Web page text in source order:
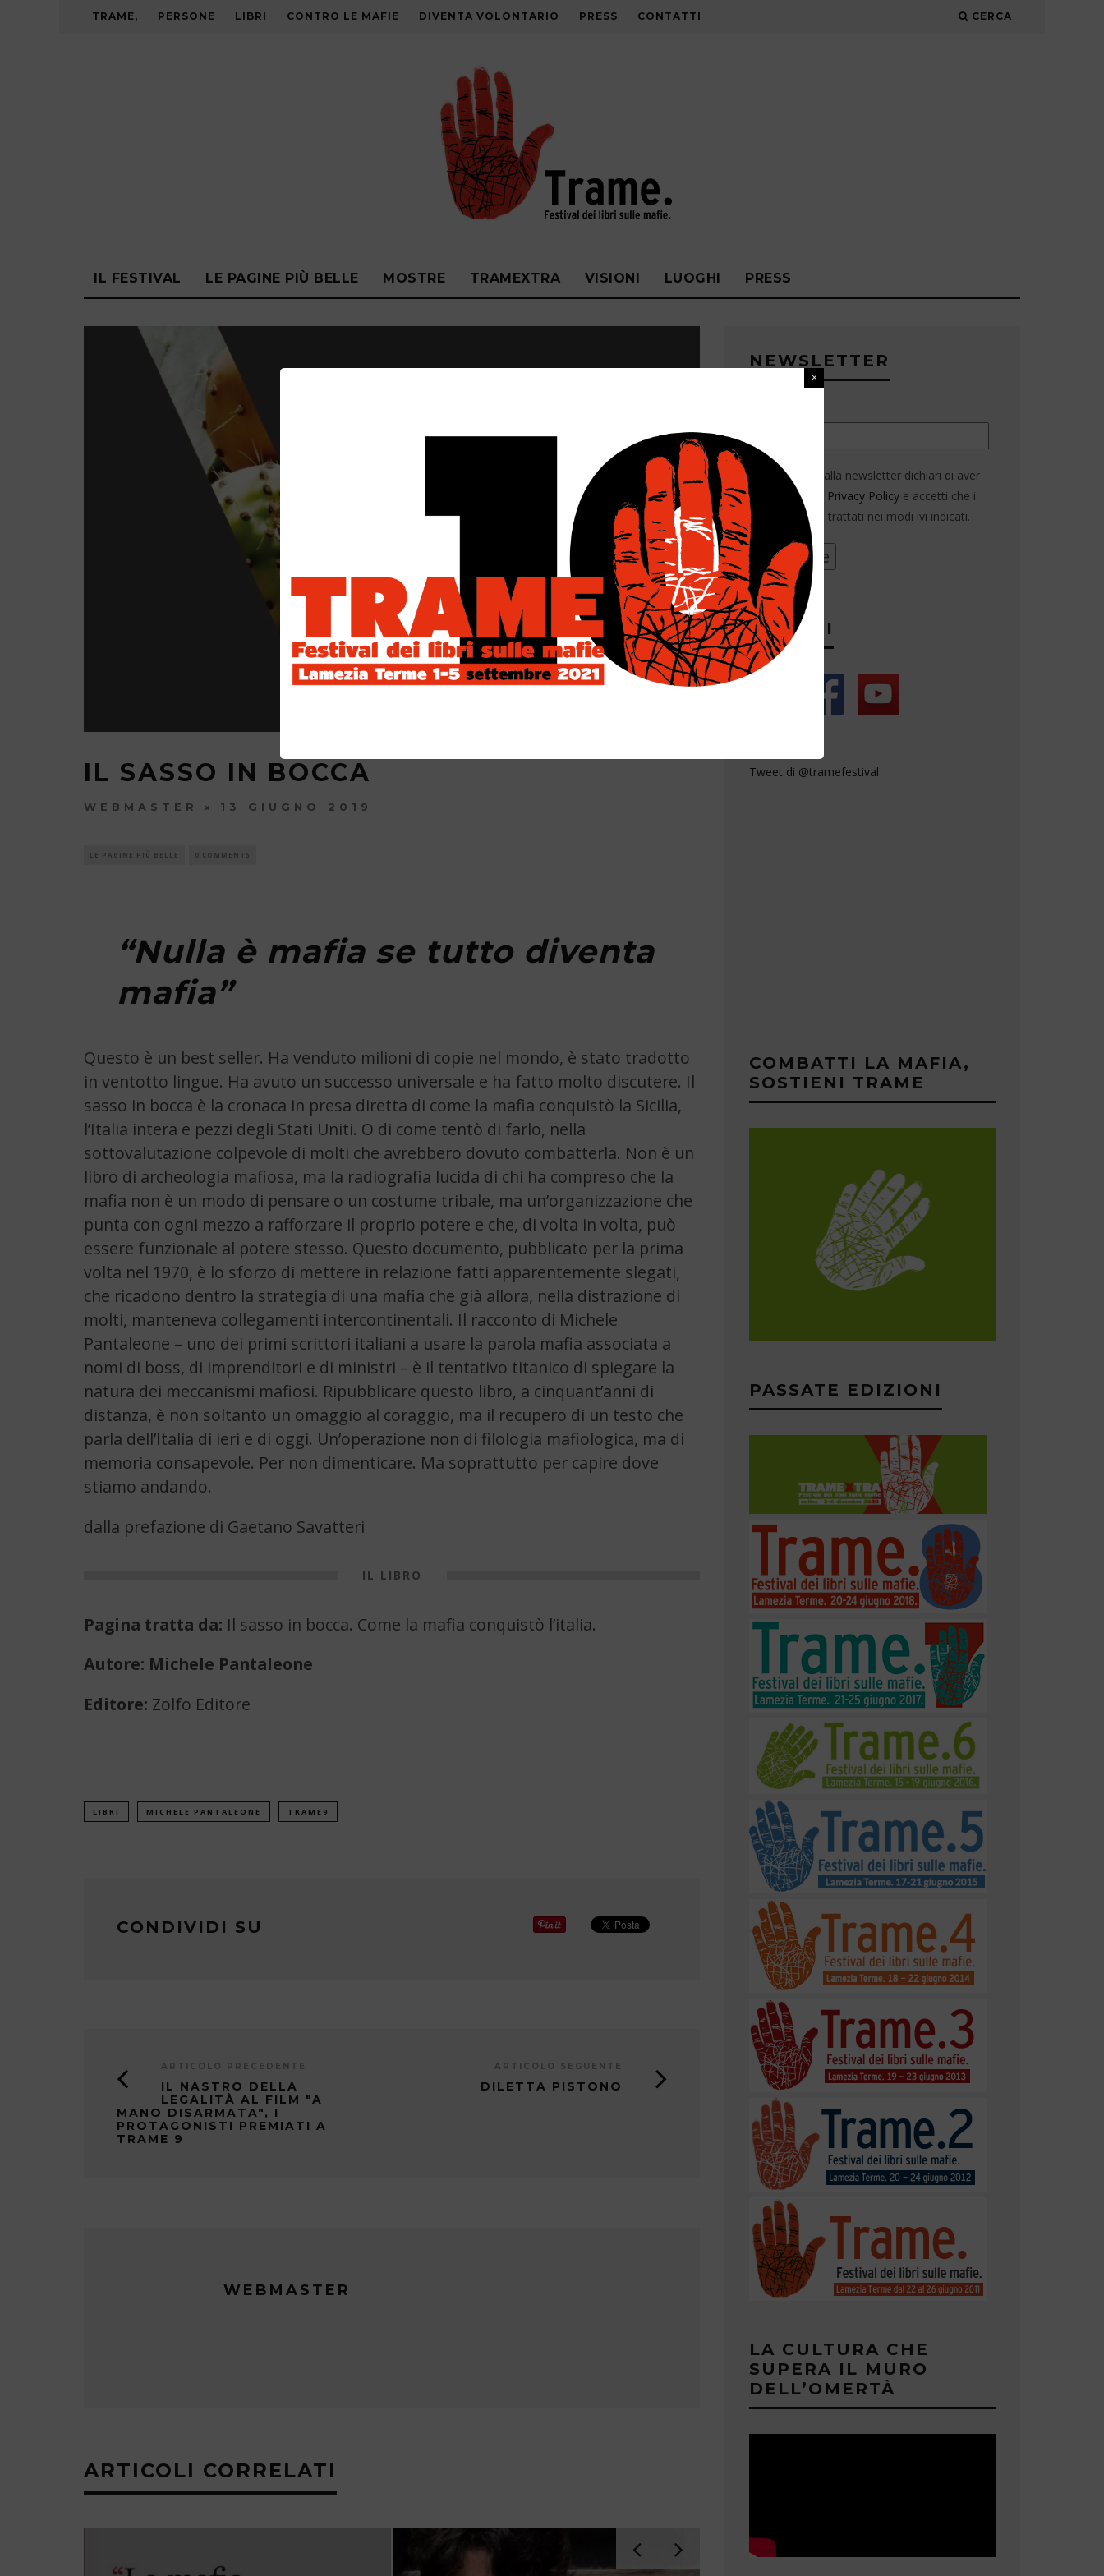
TRAME, PERSONE LIBRI CONTRO LE MAFIE DIVENTA VOLONTARIO PRESS CONTATTI CERCA
IL FESTIVAL LE PAGINE PIÙ BELLE MOSTRE TRAMEXTRA VISIONI LUOGHI PRESS
IL SASSO IN BOCCA
WEBMASTER 13 GIUGNO 2019
LE PAGINE PIÙ BELLE 0 COMMENTS
“Nulla è mafia se tutto diventa
mafia”
Questo è un best seller. Ha venduto milioni di copie nel mondo, è stato tradotto
in ventotto lingue. Ha avuto un successo universale e ha fatto molto discutere. Il
sasso in bocca è la cronaca in presa diretta di come la mafia conquistò la Sicilia,
l’Italia intera e pezzi degli Stati Uniti. O di come tentò di farlo, nella
sottovalutazione colpevole di molti che avrebbero dovuto combatterla. Non è un
libro di archeologia mafiosa, ma la radiografia lucida di chi ha compreso che la
mafia non è un modo di pensare o un costume tribale, ma un’organizzazione che
punta con ogni mezzo a rafforzare il proprio potere e che, di volta in volta, può
essere funzionale al potere stesso. Questo documento, pubblicato per la prima
volta nel 1970, è lo sforzo di mettere in relazione fatti apparentemente slegati,
che ricadono dentro la strategia di una mafia che già allora, nella distrazione di
molti, manteneva collegamenti intercontinentali. Il racconto di Michele
Pantaleone – uno dei primi scrittori italiani a usare la parola mafia associata a
nomi di boss, di imprenditori e di ministri – è il tentativo titanico di spiegare la
natura dei meccanismi mafiosi. Ripubblicare questo libro, a cinquant’anni di
distanza, è non soltanto un omaggio al coraggio, ma il recupero di un testo che
parla dell’Italia di ieri e di oggi. Un’operazione non di filologia mafiologica, ma di
memoria consapevole. Per non dimenticare. Ma soprattutto per capire dove
stiamo andando.
dalla prefazione di Gaetano Savatteri
IL LIBRO
Pagina tratta da: Il sasso in bocca. Come la mafia conquistò l’italia.
Autore: Michele Pantaleone
Editore: Zolfo Editore
LIBRI MICHELE PANTALEONE TRAME9
CONDIVIDI SU
ARTICOLO PRECEDENTE
IL NASTRO DELLA
LEGALITÀ AL FILM "A
MANO DISARMATA", I
PROTAGONISTI PREMIATI A
TRAME 9
ARTICOLO SEGUENTE
DILETTA PISTONO
WEBMASTER
ARTICOLI CORRELATI
NEWSLETTER
Iscrivendoti alla newsletter dichiari di aver
letto la nostra
Privacy Policy e accetti che i
tuoi dati siano trattati nei modi ivi indicati.
SEGUICI
Tweet di @tramefestival
COMBATTI LA MAFIA,
SOSTIENI TRAME
PASSATE EDIZIONI
LA CULTURA CHE
SUPERA IL MURO
DELL’OMERTÀ